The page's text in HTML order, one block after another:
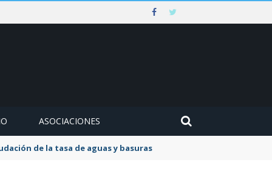
ASOCIACIONES
lesiones irreversibles en la retina